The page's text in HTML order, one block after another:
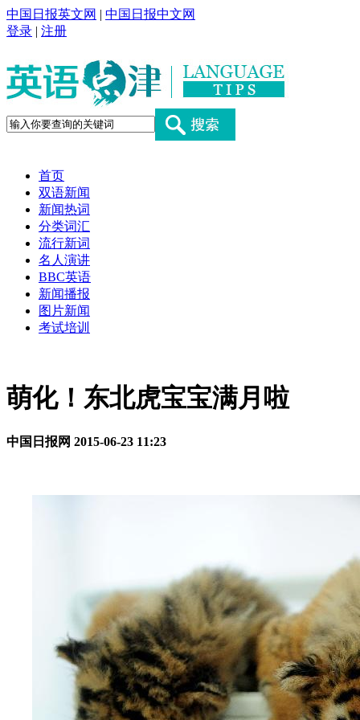
中国日报英文网 | 中国日报中文网
登录 | 注册
首页
双语新闻
新闻热词
分类词汇
流行新词
名人演讲
BBC英语
新闻播报
图片新闻
考试培训
萌化！东北虎宝宝满月啦
中国日报网 2015-06-23 11:23